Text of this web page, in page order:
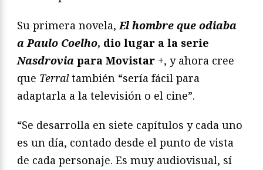
Su primera novela,El hombre que odiaba
a Paulo Coelho, dio lugar a la serie
Nasdrovia para Movistar +, y ahora cree
que Terraltambién “sería fácil para
adaptarla a la televisión o el cine”.
“Se desarrolla en siete capítulos y cada uno
es un día, contado desde el punto de vista
de cada personaje. Es muy audiovisual, sí